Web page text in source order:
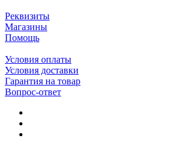
Реквизиты
Магазины
Помощь
Условия оплаты
Условия доставки
Гарантия на товар
Вопрос-ответ